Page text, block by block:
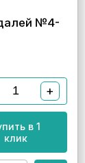
№4-
+
в 1
клик